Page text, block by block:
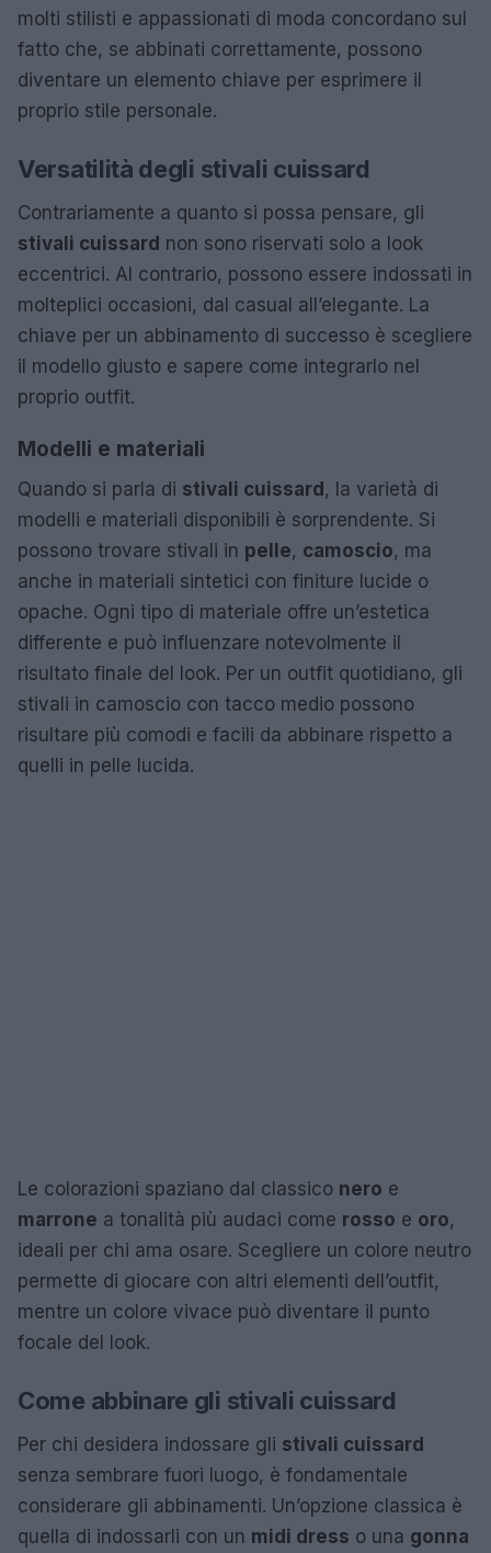
molti stilisti e appassionati di moda concordano sul
fatto che, se abbinati correttamente, possono
diventare un elemento chiave per esprimere il
proprio stile personale.
Versatilità degli stivali cuissard
Contrariamente a quanto si possa pensare, gli
stivali cuissard non sono riservati solo a look
eccentrici. Al contrario, possono essere indossati in
molteplici occasioni, dal casual all’elegante. La
chiave per un abbinamento di successo è scegliere
il modello giusto e sapere come integrarlo nel
proprio outfit.
Modelli e materiali
Quando si parla di stivali cuissard, la varietà di
modelli e materiali disponibili è sorprendente. Si
possono trovare stivali in pelle, camoscio, ma
anche in materiali sintetici con finiture lucide o
opache. Ogni tipo di materiale offre un’estetica
differente e può influenzare notevolmente il
risultato finale del look. Per un outfit quotidiano, gli
stivali in camoscio con tacco medio possono
risultare più comodi e facili da abbinare rispetto a
quelli in pelle lucida.
Le colorazioni spaziano dal classico nero e
marrone a tonalità più audaci come rosso e oro,
ideali per chi ama osare. Scegliere un colore neutro
permette di giocare con altri elementi dell’outfit,
mentre un colore vivace può diventare il punto
focale del look.
Come abbinare gli stivali cuissard
Per chi desidera indossare gli stivali cuissard
senza sembrare fuori luogo, è fondamentale
considerare gli abbinamenti. Un’opzione classica è
quella di indossarli con un midi dress o una gonna